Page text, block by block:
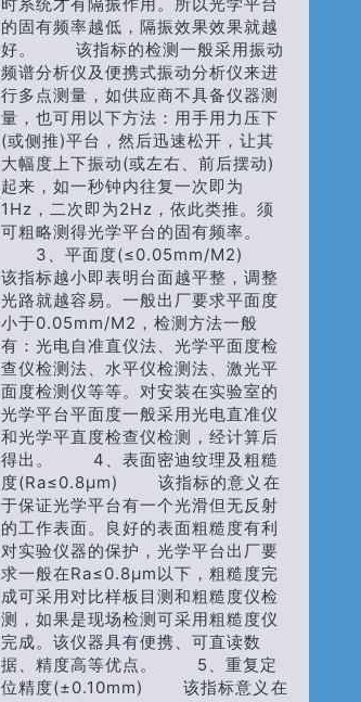
的固有频率越低，隔振效果效果就越
好。 该指标的检测一般采用振动
频谱分析仪及便携式振动分析仪来进
行多点测量，如供应商不具备仪器测
量，也可用以下方法：用手用力压下
(或侧推)平台，然后迅速松开，让其
大幅度上下振动(或左右、前后摆动)
起来，如一秒钟内往复一次即为
1Hz，二次即为2Hz，依此类推。须
可粗略测得光学平台的固有频率。
3、平面度(≤0.05mm/m2)
该指标越小即表明台面越平整，调整
光路就越容易。一般出厂要求平面度
小于0.05mm/m2，检测方法一般
有：光电自准直仪法、光学平面度检
查仪检测法、水平仪检测法、激光平
面度检测仪等等。对安装在实验室的
光学平台平面度一般采用光电直准仪
和光学平直度检查仪检测，经计算后
得出。 4、表面密迪纹理及粗糙
度(Ra≤0.8μm) 该指标的意义在
于保证光学平台有一个光滑但无反射
的工作表面。良好的表面粗糙度有利
对实验仪器的保护，光学平台出厂要
求一般在Ra≤0.8μm以下，粗糙度完
成可采用对比样板目测和粗糙度仪检
测，如果是现场检测可采用粗糙度仪
完成。该仪器具有便携、可直读数
据、精度高等优点。 5、重复定
位精度(±0.10mm) 该指标意义在